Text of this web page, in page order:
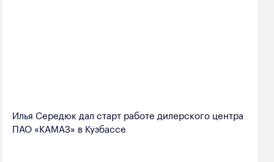
Илья Середюк дал старт работе дилерского центра
ПАО «КАМАЗ» в Кузбассе